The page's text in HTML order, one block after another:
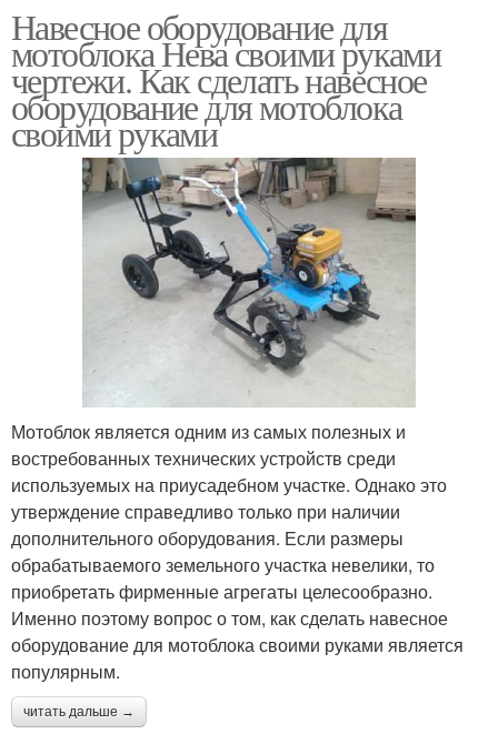
Навесное оборудование для
мотоблока Нева своими руками
чертежи. Как сделать навесное
оборудование для мотоблока
своими руками
Мотоблок является одним из самых полезных и
востребованных технических устройств среди
используемых на приусадебном участке. Однако это
утверждение справедливо только при наличии
дополнительного оборудования. Если размеры
обрабатываемого земельного участка невелики, то
приобретать фирменные агрегаты целесообразно.
Именно поэтому вопрос о том, как сделать навесное
оборудование для мотоблока своими руками является
популярным.
читать дальше →